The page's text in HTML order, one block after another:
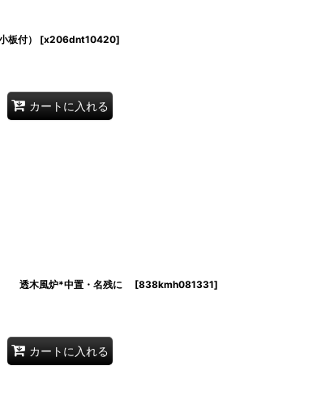
付） [x206dnt10420]
カートに入れる
木風炉*中置・名残に [838kmh081331]
カートに入れる